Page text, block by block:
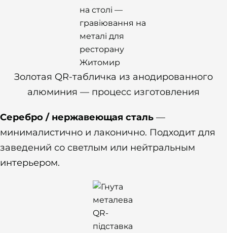
Золотая QR-табличка из анодированного
алюминия — процесс изготовления
Серебро / нержавеющая сталь —
минималистично и лаконично. Подходит для
заведений со светлым или нейтральным
интерьером.